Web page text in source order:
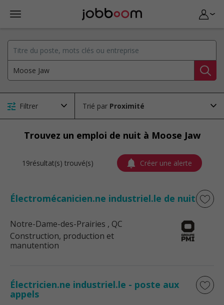
Filtrer Trié par
Trouvez un emploi de nuit à Moose Jaw
19résultat(s) trouvé(s) Créer une alerte
Électromécanicien.ne industriel.le de nuit
Notre-Dame-des-Prairies , QC
Construction, production et
manutention
Électricien.ne industriel.le - poste aux
appels